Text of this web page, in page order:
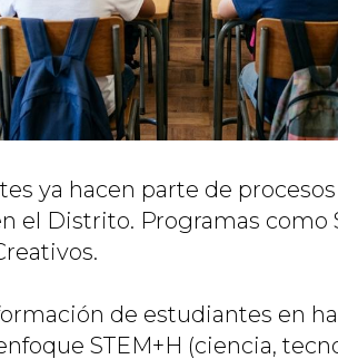
ya hacen parte de
el Distrito. Programas como
de estudiantes en
STEM+H (ciencia,